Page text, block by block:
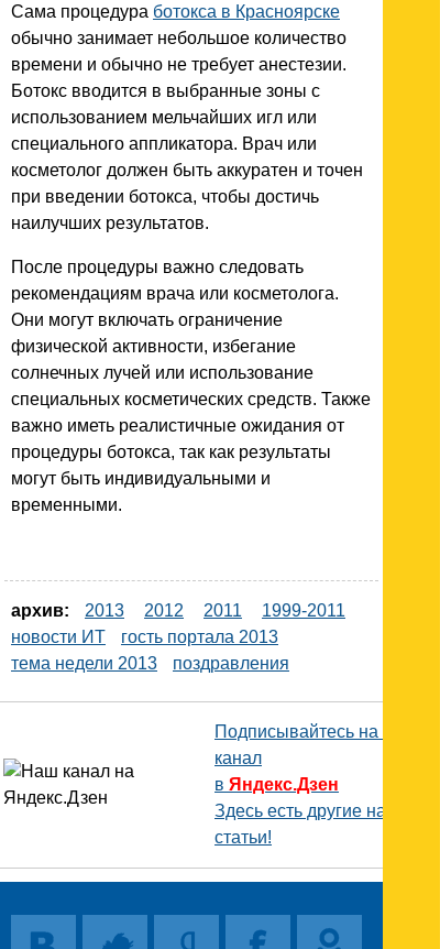
Сама процедура ботокса в Красноярске
обычно занимает небольшое количество
времени и обычно не требует анестезии.
Ботокс вводится в выбранные зоны с
использованием мельчайших игл или
специального аппликатора. Врач или
косметолог должен быть аккуратен и точен
при введении ботокса, чтобы достичь
наилучших результатов.
После процедуры важно следовать
рекомендациям врача или косметолога.
Они могут включать ограничение
физической активности, избегание
солнечных лучей или использование
специальных косметических средств. Также
важно иметь реалистичные ожидания от
процедуры ботокса, так как результаты
могут быть индивидуальными и
временными.
архив: 2013 2012 2011
1999-2011
новости ИТ
гость портала 2013
тема недели 2013
поздравления
Подписывайтесь на наш
канал
в Яндекс.Дзен
Здесь есть другие наши
статьи!